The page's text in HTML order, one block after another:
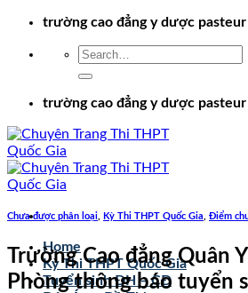
Chuyểntrường cao đẳng y dược pasteur
trường cao đẳng y dược pasteur
Home
Kỳ Thi THPT Quốc Gia
Tuyển sinh ĐH – CĐ
Chưa được phân loại Kỳ Thi THPT Quốc Gia Điểm
Trường Cao đẳng Quân
Phòng thông báo tuyển